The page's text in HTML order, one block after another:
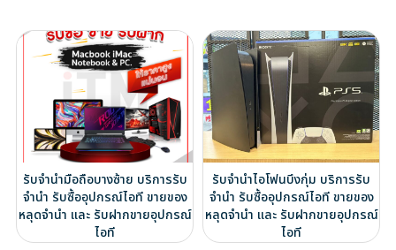
รับจำนำมือถือบางซ้าย บริการรับ
จำนำ รับซื้ออุปกรณ์ไอที ขายของ
หลุดจำนำ และ รับฝากขายอุปกรณ์
ไอที
รับจำนำไอโฟนบึงกุ่ม บริการรับ
จำนำ รับซื้ออุปกรณ์ไอที ขายของ
หลุดจำนำ และ รับฝากขายอุปกรณ์
ไอที